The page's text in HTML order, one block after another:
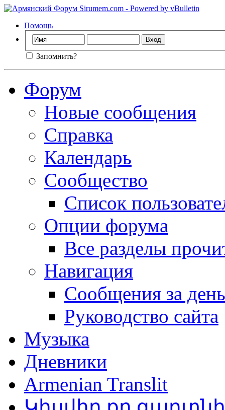
Помощь
Запомнить?
Форум
Новые сообщения
Справка
Календарь
Сообщество
Список
Опции форума
Все разделы
Навигация
Сообщения за день
Руководство сайта
Музыка
Дневники
Armenian Translit